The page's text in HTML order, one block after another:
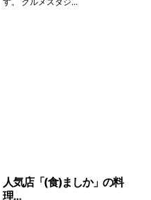
人気店「(食)ましか」の料
理...